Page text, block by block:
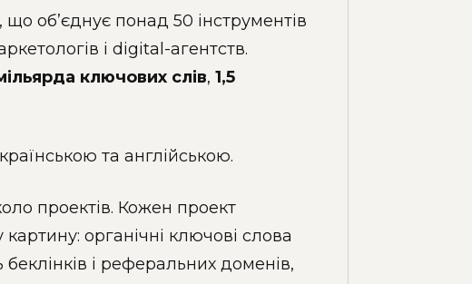
об’єднує понад 50 інструментів
і digital-агентств.
ключових слів, 1,5
та англійською.
проектів. Кожен проект
органічні ключові слова
і реферальних доменів,